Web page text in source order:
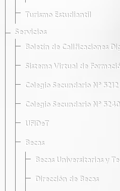
Turismo Estudiantil
Servicios
Boletín de Calificaciones
Sistema Virtual de
Colegio Secundario Nº 5212
Colegio Secundario Nº 5240
UFIDeT
Becas
Becas Universitarias y
Dirección de Becas